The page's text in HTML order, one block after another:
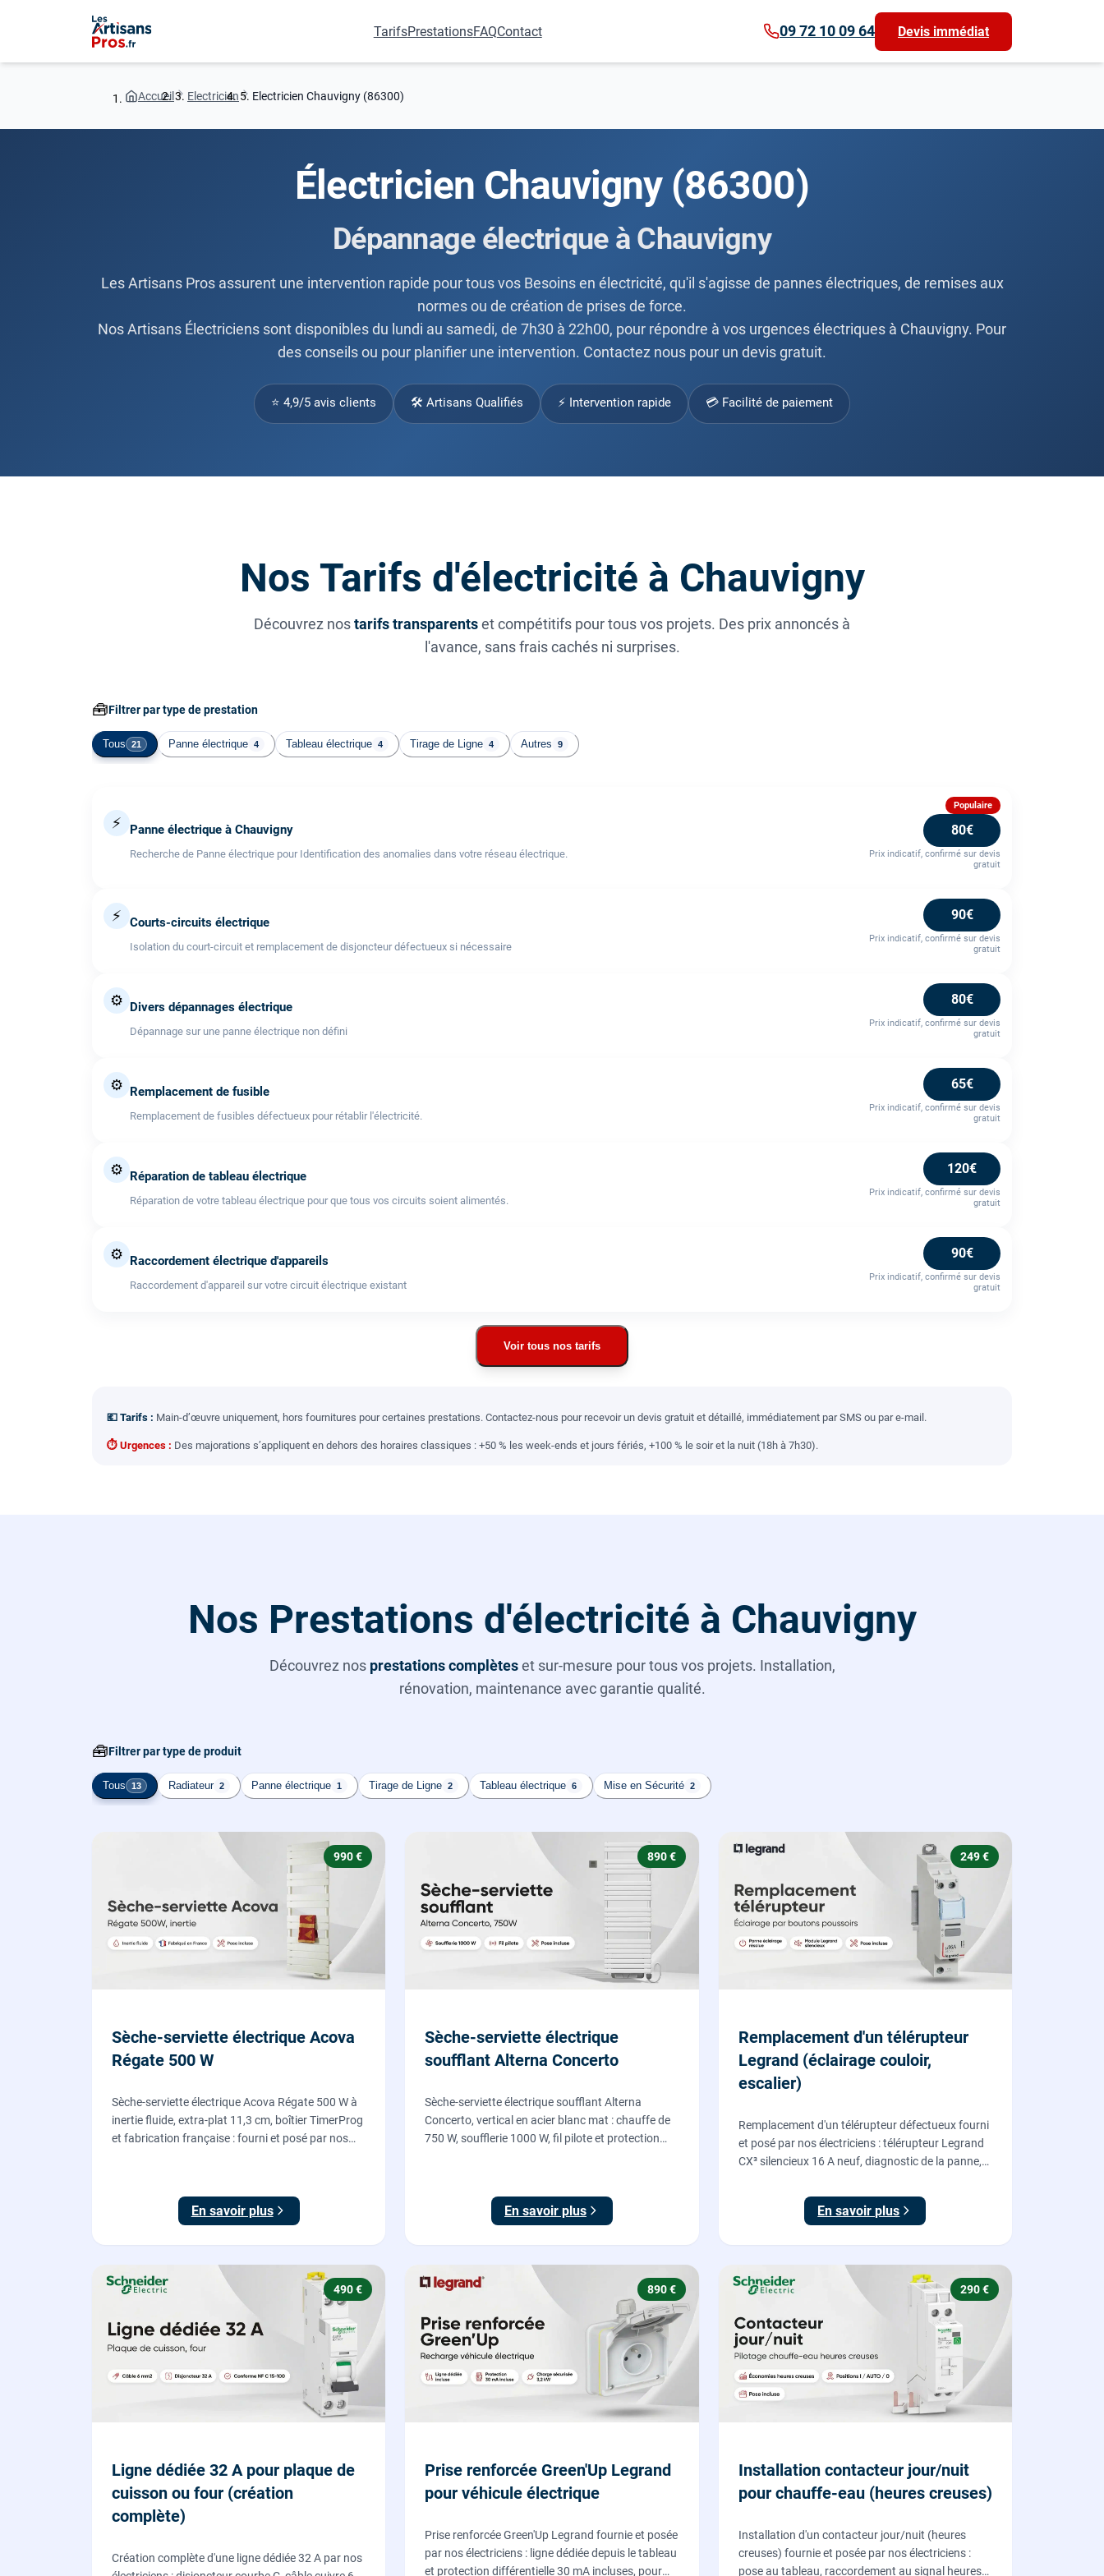
TarifsPrestationsFAQContact 09 72 10 09 64 Devis immédiat
Accueil Electricien Electricien Chauvigny (86300)
Électricien Chauvigny (86300)
Dépannage électrique à Chauvigny
Les Artisans Pros assurent une intervention rapide pour tous vos Besoins en électricité, qu'il s'agisse de pannes électriques, de remises aux
normes ou de création de prises de force.
Nos Artisans Électriciens sont disponibles du lundi au samedi, de 7h30 à 22h00, pour répondre à vos urgences électriques à Chauvigny. Pour
des conseils ou pour planifier une intervention. Contactez nous pour un devis gratuit.
⭐ 4,9/5 avis clients 🛠 Artisans Qualifiés ⚡ Intervention rapide 💳 Facilité de paiement
Nos Tarifs d'électricité à Chauvigny
Découvrez nostarifs transparentset compétitifs pour tous vos projets. Des prix annoncés à
l'avance, sans frais cachés ni surprises.
🧰Filtrer par type de prestation
Tous 21 Panne électrique 4 Tableau électrique 4 Tirage de Ligne 4 Autres 9
⚡ Panne électrique à Chauvigny
Recherche de Panne électrique pour Identification des anomalies dans votre réseau électrique.
Populaire
80€
Prix indicatif, confirmé sur devis
gratuit
⚡ Courts-circuits électrique
Isolation du court-circuit et remplacement de disjoncteur défectueux si nécessaire
90€
Prix indicatif, confirmé sur devis
gratuit
⚙️ Divers dépannages électrique
Dépannage sur une panne électrique non défini
80€
Prix indicatif, confirmé sur devis
gratuit
⚙️ Remplacement de fusible
Remplacement de fusibles défectueux pour rétablir l'électricité.
65€
Prix indicatif, confirmé sur devis
gratuit
⚙️ Réparation de tableau électrique
Réparation de votre tableau électrique pour que tous vos circuits soient alimentés.
120€
Prix indicatif, confirmé sur devis
gratuit
⚙️ Raccordement électrique d'appareils
Raccordement d'appareil sur votre circuit électrique existant
90€
Prix indicatif, confirmé sur devis
gratuit
Voir tous nos tarifs
💶 Tarifs : Main-d’œuvre uniquement, hors fournitures pour certaines prestations. Contactez-nous pour recevoir un devis gratuit et détaillé, immédiatement par SMS ou par e-mail.
⏱ Urgences : Des majorations s’appliquent en dehors des horaires classiques : +50 % les week-ends et jours fériés, +100 % le soir et la nuit (18h à 7h30).
Nos Prestations d'électricité à Chauvigny
Découvrez nos prestations complèteset sur-mesure pour tous vos projets. Installation,
rénovation, maintenance avec garantie qualité.
🧰Filtrer par type de produit
Tous 13 Radiateur 2 Panne électrique 1 Tirage de Ligne 2 Tableau électrique 6 Mise en Sécurité 2
990 €
Sèche-serviette électrique Acova
Régate 500 W
Sèche-serviette électrique Acova Régate 500 W à
inertie fluide, extra-plat 11,3 cm, boîtier TimerProg
et fabrication française : fourni et posé par nos
En savoir plus
890 €
Sèche-serviette électrique
soufflant Alterna Concerto
Sèche-serviette électrique soufflant Alterna
Concerto, vertical en acier blanc mat : chauffe de
750 W, soufflerie 1000 W, fil pilote et protection
En savoir plus
249 €
Remplacement d'un télérupteur
Legrand (éclairage couloir,
escalier)
Remplacement d'un télérupteur défectueux fourni
et posé par nos électriciens : télérupteur Legrand
CX³ silencieux 16 A neuf, diagnostic de la panne,
depuis tous vos boutons poussoirs.
En savoir plus
490 €
Ligne dédiée 32 A pour plaque de
cuisson ou four (création
complète)
Création complète d'une ligne dédiée 32 A par nos
890 €
Prise renforcée Green'Up Legrand
pour véhicule électrique
Prise renforcée Green'Up Legrand fournie et posée
par nos électriciens : ligne dédiée depuis le tableau
et protection différentielle 30 mA incluses, pour
290 €
Installation contacteur jour/nuit
pour chauffe-eau (heures creuses)
Installation d'un contacteur jour/nuit (heures
creuses) fournie et posée par nos électriciens :
pose au tableau, raccordement au signal heures